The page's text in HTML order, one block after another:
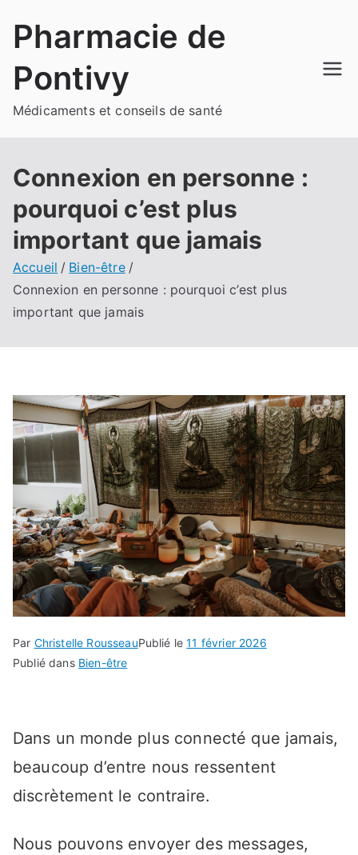
Pharmacie de
Pontivy
Médicaments et conseils de santé
Connexion en personne :
pourquoi c’est plus
important que jamais
Accueil
Bien-être
Connexion en personne : pourquoi c’est plus
important que jamais
Par Christelle RousseauPublié le11 février 2026
Publié dans Bien-être
Dans un monde plus connecté que jamais,
beaucoup d’entre nous ressentent
discrètement le contraire.
Nous pouvons envoyer des messages,